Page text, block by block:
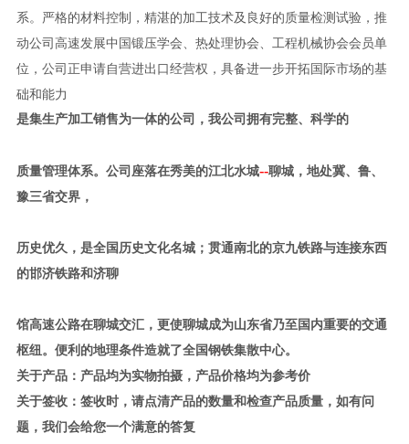
系。严格的材料控制，精湛的加工技术及良好的质量检测试验，推
动公司高速发展中国锻压学会、热处理协会、工程机械协会会员单
位，公司正申请自营进出口经营权，具备进一步开拓国际市场的基
础和能力
是集生产加工销售为一体的公司，我公司拥有完整、科学的
质量管理体系。公司座落在秀美的江北水城--聊城，地处冀、鲁、
豫三省交界，
历史优久，是全国历史文化名城；贯通南北的京九铁路与连接东西
的邯济铁路和济聊
馆高速公路在聊城交汇，更使聊城成为山东省乃至国内重要的交通
枢纽。便利的地理条件造就了全国钢铁集散中心。
关于产品：产品均为实物拍摄，产品价格均为参考价
关于签收：签收时，请点清产品的数量和检查产品质量，如有问
题，我们会给您一个满意的答复